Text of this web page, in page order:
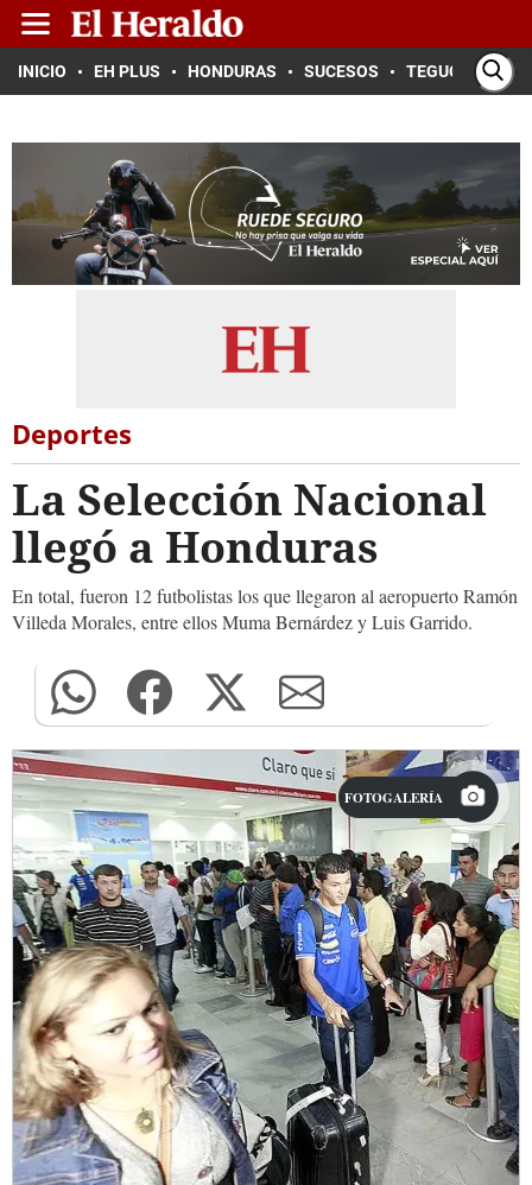
INICIO EH PLUS HONDURAS SUCESOS TEGUCIGALPA
Deportes
La Selección Nacional
llegó a Honduras
En total, fueron 12 futbolistas los que llegaron al aeropuerto Ramón
Villeda Morales, entre ellos Muma Bernárdez y Luis Garrido.
FOTOGALERÍA